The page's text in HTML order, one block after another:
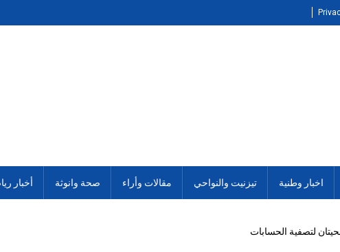
اخبار وطنية تيزنيت والنواحي مقالات وأراء صحة وانوثة أخبار
لتصفية الحسابات